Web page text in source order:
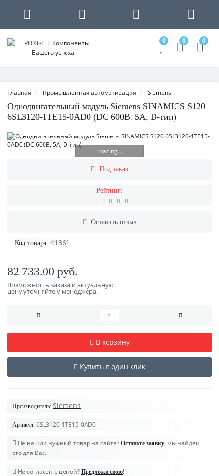
0 0 0
Главная Промышленная автоматизация Siemens
Однодвигательный модуль Siemens SINAMICS S120
6SL3120-1TE15-0AD0 (DC 600В, 5A, D-тип)
Loading...
Под заказ
Рейтинг:
Оставить отзыв
Код товара: 41361
82 733.00 руб.
Возможность заказа и актуальную
цену уточняйте у менеджера.
В корзину
Купить в один клик
Производитель: Siemens
Артикул: 6SL3120-1TE15-0AD0
Не нашли нужный товар на сайте? Оставьте заявку, мы найдем
его для Вас.
Не согласен с ценой? Предложи свою!